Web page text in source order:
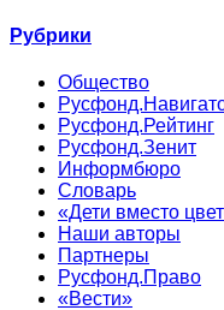
Рубрики
Общество
Русфонд.Рейтинг
Русфонд.Зенит
Информбюро
Словарь
«Дети вместо
Наши авторы
Партнеры
Русфонд.Право
«Вести»